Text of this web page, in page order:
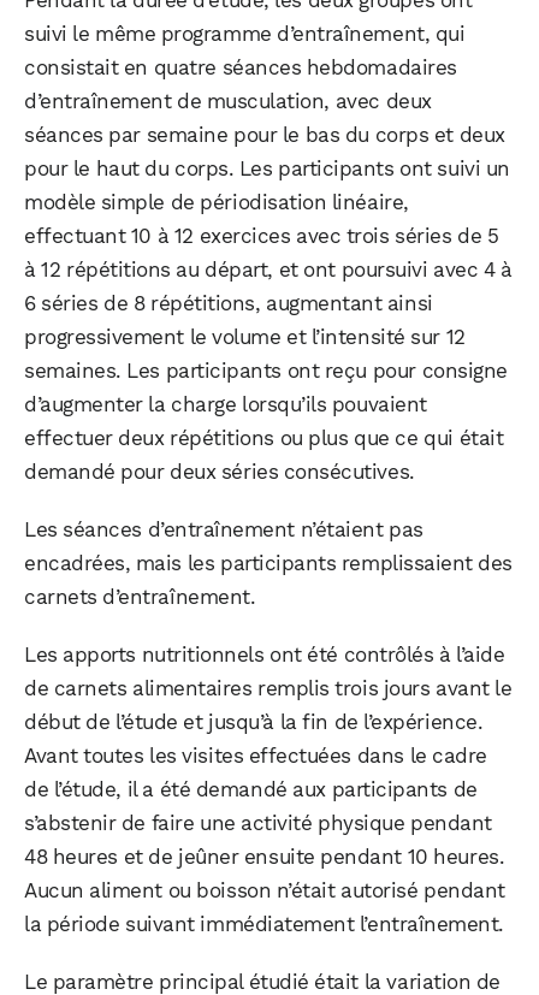
suivi le même programme d’entraînement, qui
consistait en quatre séances hebdomadaires
d’entraînement de musculation, avec deux
séances par semaine pour le bas du corps et deux
pour le haut du corps. Les participants ont suivi un
modèle simple de périodisation linéaire,
effectuant 10 à 12 exercices avec trois séries de 5
à 12 répétitions au départ, et ont poursuivi avec 4 à
6 séries de 8 répétitions, augmentant ainsi
progressivement le volume et l’intensité sur 12
semaines. Les participants ont reçu pour consigne
d’augmenter la charge lorsqu’ils pouvaient
effectuer deux répétitions ou plus que ce qui était
demandé pour deux séries consécutives.
Les séances d’entraînement n’étaient pas
encadrées, mais les participants remplissaient des
carnets d’entraînement.
Les apports nutritionnels ont été contrôlés à l’aide
de carnets alimentaires remplis trois jours avant le
début de l’étude et jusqu’à la fin de l’expérience.
Avant toutes les visites effectuées dans le cadre
de l’étude, il a été demandé aux participants de
s’abstenir de faire une activité physique pendant
48 heures et de jeûner ensuite pendant 10 heures.
Aucun aliment ou boisson n’était autorisé pendant
la période suivant immédiatement l’entraînement.
Le paramètre principal étudié était la variation de